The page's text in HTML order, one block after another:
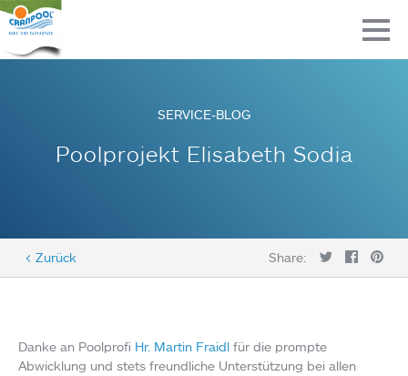
SERVICE-BLOG
Poolprojekt Elisabeth Sodia
< Zurück Share:
Danke an Poolprofi Hr. Martin Fraidl für die prompte
Abwicklung und stets freundliche Unterstützung bei allen